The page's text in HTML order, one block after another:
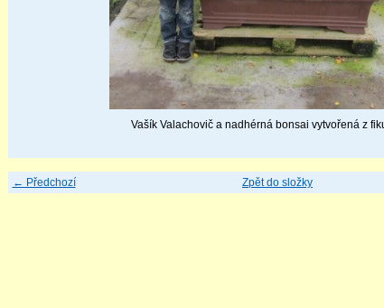
Vašík Valachovič a nadhérná bonsai vytvořená z
← Předchozí Zpět do složky